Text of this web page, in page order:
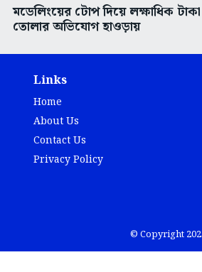
মডেলিংয়ের টোপ দিয়ে লক্ষাধিক টাকা
তোলার অভিযোগ হাওড়ায়
Links
Home
About Us
Contact Us
Privacy Policy
© Copyright